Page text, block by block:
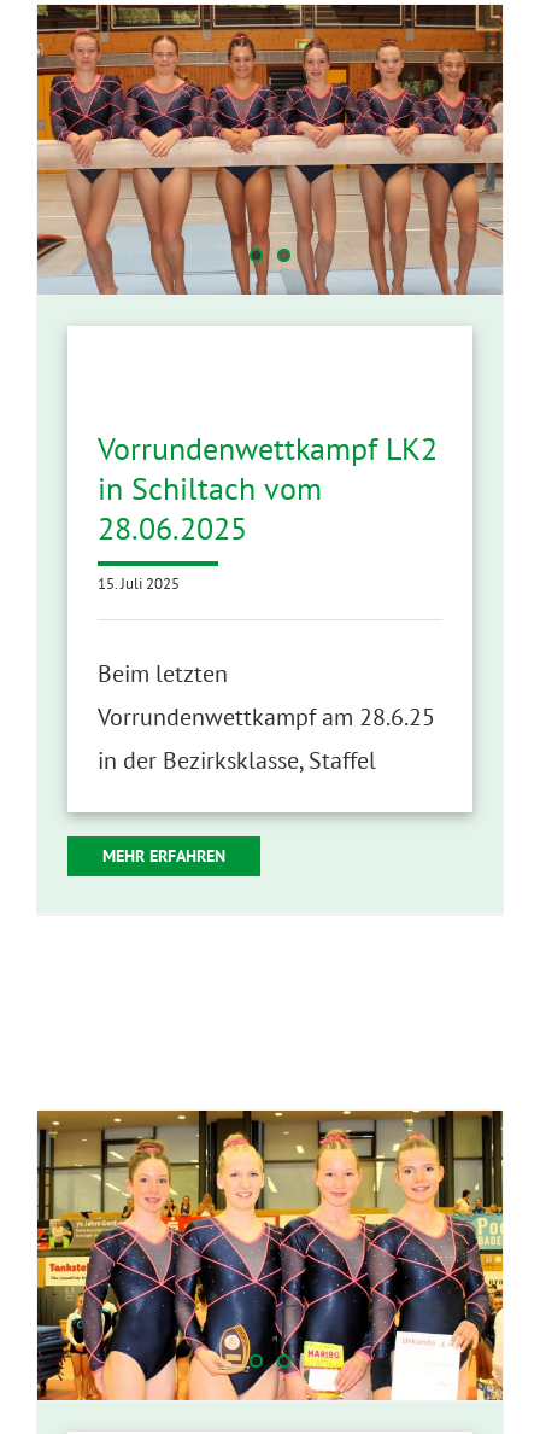
Vorrundenwettkampf LK2
in Schiltach vom
28.06.2025
15. Juli 2025
Beim letzten
Vorrundenwettkampf am 28.6.25
in der Bezirksklasse, Staffel
MEHR ERFAHREN